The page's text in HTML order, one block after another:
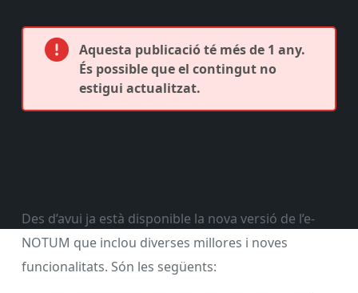
Aquesta publicació té més de 1 any.
És possible que el contingut no
estigui actualitzat.
Des d’avui ja està disponible la nova versió de l’e-
NOTUM que inclou diverses millores i noves
funcionalitats. Són les següents: